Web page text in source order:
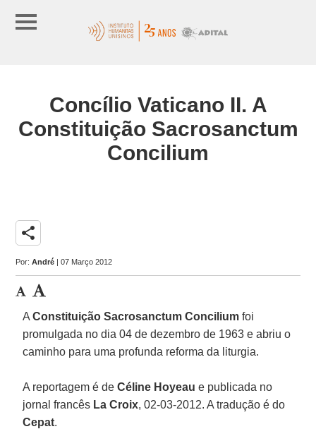
Concílio Vaticano II. A
Constituição Sacrosanctum
Concilium
share
Por:André | 07 Março 2012
AConstituição Sacrosanctum Concilium foi
promulgada no dia 04 de dezembro de 1963 e abriu o
caminho para uma profunda reforma da liturgia.
A reportagem é deCéline Hoyeaue publicada no
jornal francês La Croix, 02-03-2012. A tradução é do
Cepat.